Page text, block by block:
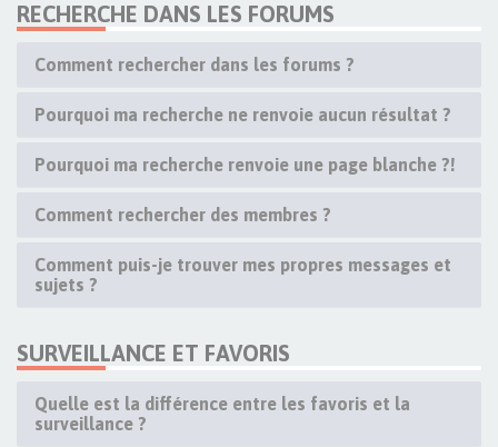
RECHERCHE DANS LES FORUMS
Comment rechercher dans les forums ?
Pourquoi ma recherche ne renvoie aucun résultat ?
Pourquoi ma recherche renvoie une page blanche ?!
Comment rechercher des membres ?
Comment puis-je trouver mes propres messages et
sujets ?
SURVEILLANCE ET FAVORIS
Quelle est la différence entre les favoris et la
surveillance ?